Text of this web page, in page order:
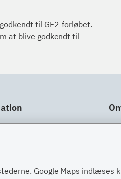
til GF2-forløbet.
at blive godkendt til
Google Maps indlæses